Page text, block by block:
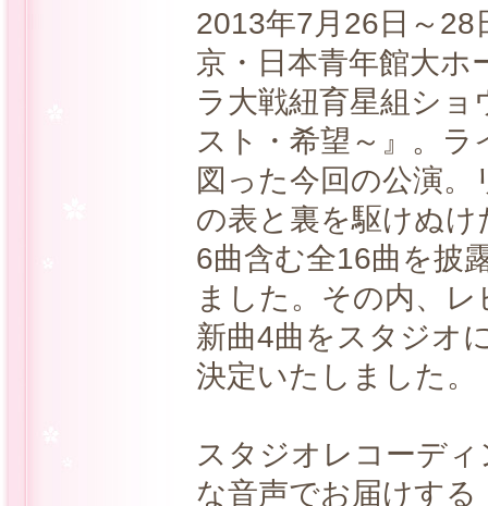
2013年7月26日～
京・日本青年館大
ラ大戦紐育星組シ
スト・希望～』。
図った今回の公演
の表と裏を駆けぬ
6曲含む全16曲を披
ました。その内、
新曲4曲をスタジオ
決定いたしました。
スタジオレコーデ
な音声でお届けす